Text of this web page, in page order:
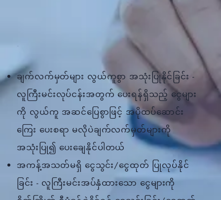
ချက်လက်မှတ်များ လွယ်ကူစွာ အသုံးပြုနိုင်ခြင်း -
လူကြီးမင်းလုပ်ငန်းအတွက် ပေးရန်ရှိသည့် ငွေများ
ကို လွယ်ကူ အဆင်ပြေစွာဖြင့် အပိုထပ်ဆောင်း
ကြေး ပေးစရာ မလိုပဲချက်လက်မှတ်များကို
အသုံးပြု၍ ပေးချေနိုင်ပါတယ်
အကန့်အသတ်မရှိ ငွေသွင်း/ငွေထုတ် ပြုလုပ်နိုင်
ခြင်း - လူကြီးမင်းအပ်နှံထားသော ငွေများကို